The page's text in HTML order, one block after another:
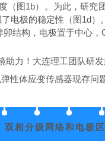
（图1b）。为此，研究
电极的稳定性（图1d
结构，电极置于中心
性体应变传感器现存问
双相分级网络和电极